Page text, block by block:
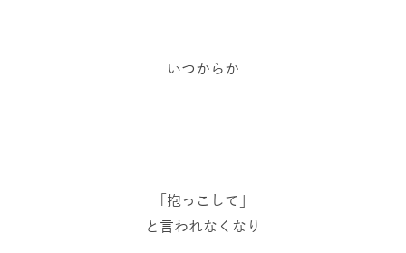
いつからか
「抱っこして」
と言われなくなり